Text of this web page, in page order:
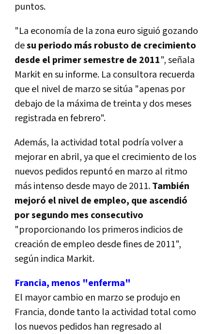
puntos.
"La economía de la zona euro siguió gozando
desu periodo más robusto de crecimiento
desde el primer semestre de 2011", señala
Markit en su informe. La consultora recuerda
que el nivel de marzo se sitúa "apenas por
debajo de la máxima de treinta y dos meses
registrada en febrero".
Además, la actividad total podría volver a
mejorar en abril, ya que el crecimiento de los
nuevos pedidos repuntó en marzo al ritmo
más intenso desde mayo de 2011.También
mejoró el nivel de empleo, que ascendió
por segundo mes consecutivo
"proporcionando los primeros indicios de
creación de empleo desde fines de 2011",
según indica Markit.
Francia, menos "enferma"
El mayor cambio en marzo se produjo en
Francia, donde tanto la actividad total como
los nuevos pedidos han regresado al